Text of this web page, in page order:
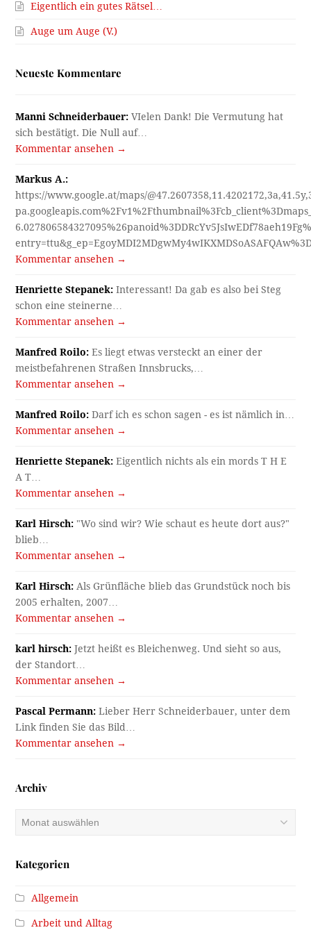
Eigentlich ein gutes Rätsel…
Auge um Auge (V.)
Neueste Kommentare
Manni Schneiderbauer: VIelen Dank! Die Vermutung hat
sich bestätigt. Die Null auf…
Kommentar ansehen →
Markus A.:
https://www.google.at/maps/
Kommentar ansehen →
Henriette Stepanek: Interessant! Da gab es also bei Steg
schon eine steinerne…
Kommentar ansehen →
Manfred Roilo: Es liegt etwas versteckt an einer der
meistbefahrenen Straßen Innsbrucks,…
Kommentar ansehen →
Manfred Roilo: Darf ich es schon sagen - es ist nämlich in…
Kommentar ansehen →
Henriette Stepanek: Eigentlich nichts als ein mords T H E
A T…
Kommentar ansehen →
Karl Hirsch: "Wo sind wir? Wie schaut es heute dort aus?"
blieb…
Kommentar ansehen →
Karl Hirsch: Als Grünfläche blieb das Grundstück noch bis
2005 erhalten, 2007…
Kommentar ansehen →
karl hirsch: Jetzt heißt es Bleichenweg. Und sieht so aus,
der Standort…
Kommentar ansehen →
Pascal Permann: Lieber Herr Schneiderbauer, unter dem
Link finden Sie das Bild…
Kommentar ansehen →
Archiv
Archiv
Kategorien
Allgemein
Arbeit und Alltag